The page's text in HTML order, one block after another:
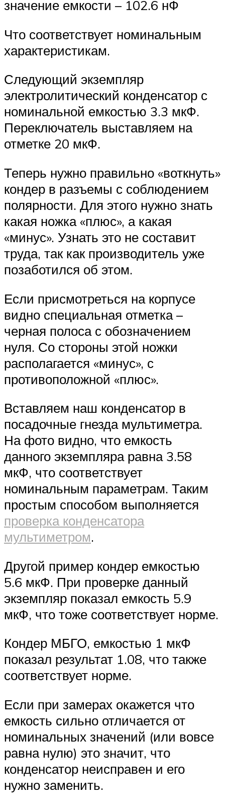
значение емкости – 102.6 нФ
Что соответствует номинальным
характеристикам.
Следующий экземпляр
электролитический конденсатор с
номинальной емкостью 3.3 мкФ.
Переключатель выставляем на
отметке 20 мкФ.
Теперь нужно правильно «воткнуть»
кондер в разъемы с соблюдением
полярности. Для этого нужно знать
какая ножка «плюс», а какая
«минус». Узнать это не составит
труда, так как производитель уже
позаботился об этом.
Если присмотреться на корпусе
видно специальная отметка –
черная полоса с обозначением
нуля. Со стороны этой ножки
располагается «минус», с
противоположной «плюс».
Вставляем наш конденсатор в
посадочные гнезда мультиметра.
На фото видно, что емкость
данного экземпляра равна 3.58
мкФ, что соответствует
номинальным параметрам. Таким
простым способом выполняется
проверка конденсатора
мультиметром.
Другой пример кондер емкостью
5.6 мкФ. При проверке данный
экземпляр показал емкость 5.9
мкФ, что тоже соответствует норме.
Кондер МБГО, емкостью 1 мкФ
показал результат 1.08, что также
соответствует норме.
Если при замерах окажется что
емкость сильно отличается от
номинальных значений (или вовсе
равна нулю) это значит, что
конденсатор неисправен и его
нужно заменить.